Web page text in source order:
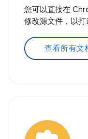
您可以直接在
修改源文件，以打
查看所有文